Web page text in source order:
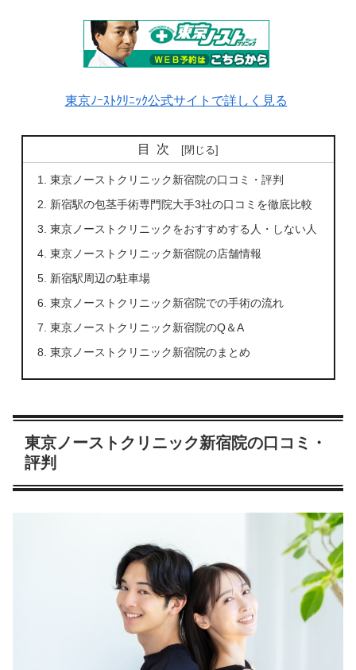
東京ﾉｰｽﾄｸﾘﾆｯｸ公式サイトで詳しく見る
目次
東京ノーストクリニック新宿院の口コミ・評判
新宿駅の包茎手術専門院大手3社の口コミを徹底比較
東京ノーストクリニックをおすすめする人・しない人
東京ノーストクリニック新宿院の店舗情報
新宿駅周辺の駐車場
東京ノーストクリニック新宿院での手術の流れ
東京ノーストクリニック新宿院のQ＆A
東京ノーストクリニック新宿院のまとめ
東京ノーストクリニック新宿院の口コミ・
評判